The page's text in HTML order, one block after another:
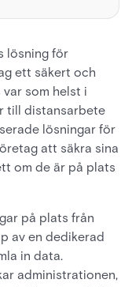
lösning för
ett säkert och
som helst i
till distansarbete
lösningar för
att säkra sina
om de är på plats
på plats från
av en dedikerad
in data.
administrationen,